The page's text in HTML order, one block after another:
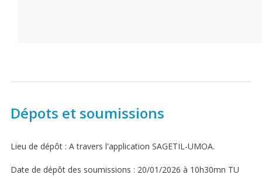
Dépots et soumissions
Lieu de dépôt : A travers l'application SAGETIL-UMOA.
Date de dépôt des soumissions : 20/01/2026 à 10h30mn TU